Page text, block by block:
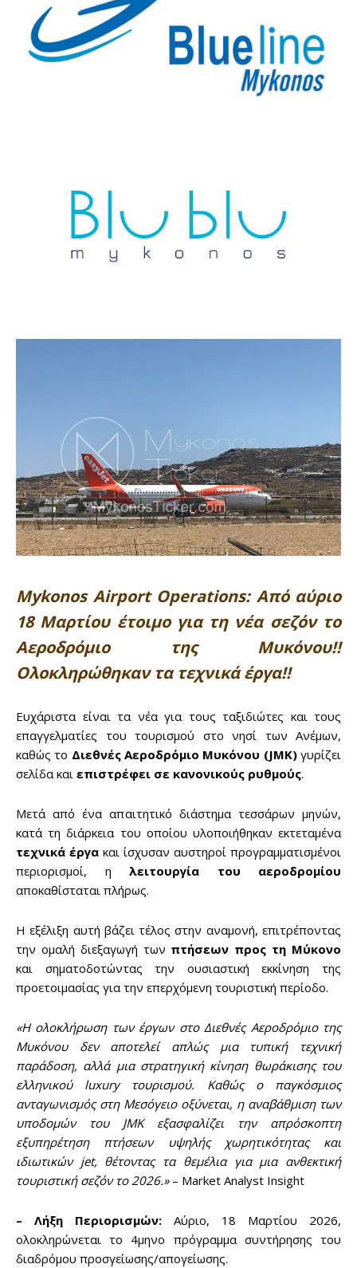
Mykonos Airport Operations: Από αύριο
18 Μαρτίου έτοιμο για τη νέα σεζόν το
Αεροδρόμιο της Μυκόνου!!
Ολοκληρώθηκαν τα τεχνικά έργα!!
Ευχάριστα είναι τα νέα για τους ταξιδιώτες και τους
επαγγελματίες του τουρισμού στο νησί των Ανέμων,
καθώς το Διεθνές Αεροδρόμιο Μυκόνου (JMK)γυρίζει
σελίδα και επιστρέφει σε κανονικούς ρυθμούς.
Μετά από ένα απαιτητικό διάστημα τεσσάρων μηνών,
κατά τη διάρκεια του οποίου υλοποιήθηκαν εκτεταμένα
τεχνικά έργα και ίσχυσαν αυστηροί προγραμματισμένοι
περιορισμοί, η λειτουργία του αεροδρομίου
αποκαθίσταται πλήρως.
Η εξέλιξη αυτή βάζει τέλος στην αναμονή, επιτρέποντας
την ομαλή διεξαγωγή των πτήσεων προς τη Μύκονο
και σηματοδοτώντας την ουσιαστική εκκίνηση της
προετοιμασίας για την επερχόμενη τουριστική περίοδο.
«Η ολοκλήρωση των έργων στο Διεθνές Αεροδρόμιο της
Μυκόνου δεν αποτελεί απλώς μια τυπική τεχνική
παράδοση, αλλά μια στρατηγική κίνηση θωράκισης του
ελληνικού luxury τουρισμού. Καθώς ο παγκόσμιος
ανταγωνισμός στη Μεσόγειο οξύνεται, η αναβάθμιση των
υποδομών του JMK εξασφαλίζει την απρόσκοπτη
εξυπηρέτηση πτήσεων υψηλής χωρητικότητας και
ιδιωτικών jet, θέτοντας τα θεμέλια για μια ανθεκτική
τουριστική σεζόν το 2026.»– Market Analyst Insight
– Λήξη Περιορισμών: Αύριο, 18 Μαρτίου 2026,
ολοκληρώνεται το 4μηνο πρόγραμμα συντήρησης του
διαδρόμου προσγείωσης/απογείωσης.